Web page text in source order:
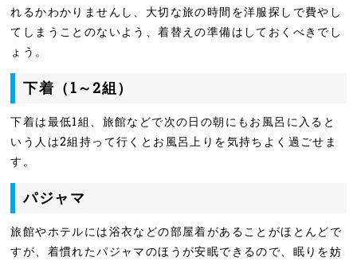
れるかわかりませんし、大切な旅の時間を洋服探しで費やし
てしまうことのないよう、着替えの準備はしておくべきでし
ょう。
下着（1～2組）
下着は最低1組、旅館などで次の日の朝にもお風呂に入ると
いう人は2組持って行くとお風呂上りを気持ちよく過ごせま
す。
パジャマ
旅館やホテルには浴衣などの部屋着があることがほとんどで
すが、着慣れたパジャマのほうが安眠できるので、眠りを妨